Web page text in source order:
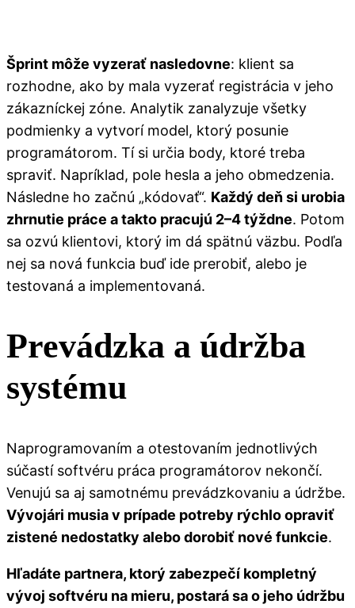
Šprint môže vyzerať nasledovne: klient sa
rozhodne, ako by mala vyzerať registrácia v jeho
zákazníckej zóne. Analytik zanalyzuje všetky
podmienky a vytvorí model, ktorý posunie
programátorom. Tí si určia body, ktoré treba
spraviť. Napríklad, pole hesla a jeho obmedzenia.
Následne ho začnú „kódovať“. Každý deň si urobia
zhrnutie práce a takto pracujú 2–4 týždne. Potom
sa ozvú klientovi, ktorý im dá spätnú väzbu. Podľa
nej sa nová funkcia buď ide prerobiť, alebo je
testovaná a implementovaná.
Prevádzka a údržba
systému
Naprogramovaním a otestovaním jednotlivých
súčastí softvéru práca programátorov nekončí.
Venujú sa aj samotnému prevádzkovaniu a údržbe.
Vývojári musia v prípade potreby rýchlo opraviť
zistené nedostatky alebo dorobiť nové funkcie.
Hľadáte partnera, ktorý zabezpečí kompletný
vývoj softvéru na mieru, postará sa o jeho údržbu